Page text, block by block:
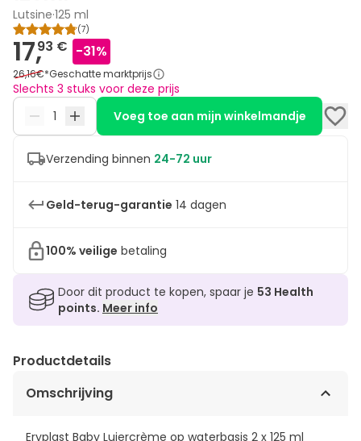
Lutsine·125 ml
(7)
17,93 € -31%
26,16€*Geschatte marktprijs
Slechts 3 stuks voor deze prijs
Voeg toe aan mijn winkelmandje
Verzending binnen 24-72 uur
Geld-terug-garantie 14 dagen
100% veilige betaling
Door dit product te kopen, spaar je 53 Health
points. Meer info
Productdetails
Omschrijving
Eryplast Baby Luiercrème op waterbasis 2 x 125 ml